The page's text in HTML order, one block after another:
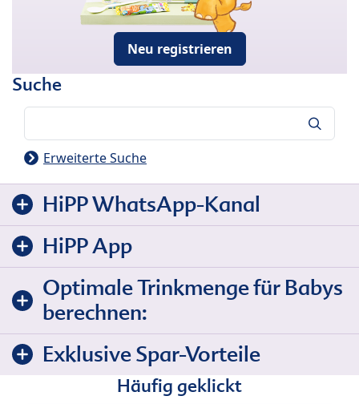
Neu registrieren
Suche
Erweiterte Suche
HiPP WhatsApp-Kanal
HiPP App
Optimale Trinkmenge für Babys
berechnen:
Exklusive Spar-Vorteile
Häufig geklickt